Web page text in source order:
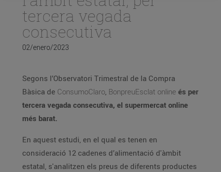
tercera vegada
consecutiva
02/enero/2023
Segons l’Observatori Trimestral de la Compra
Bàsica de ConsumoClaro, BonpreuEsclat online és per
tercera vegada consecutiva, el supermercat online
més barat.
En aquest estudi, en el qual es tenen en
consideració 12 cadenes d’alimentació d'àmbit
estatal, s'analitzen els preus de diferents productes